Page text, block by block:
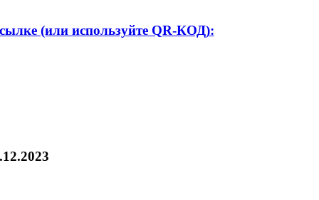
(или используйте QR-КОД):